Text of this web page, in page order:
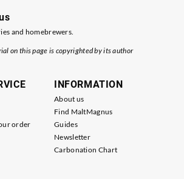
and homebrewers.
on this page is copyrighted by its author
order
INFORMATION
About us
Find MaltMagnus
Guides
Newsletter
Carbonation Chart